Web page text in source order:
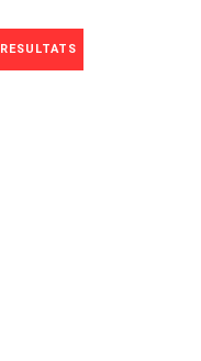
RESULTATS